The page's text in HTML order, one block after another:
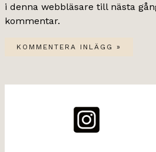
i denna webbläsare till nästa
kommentar.